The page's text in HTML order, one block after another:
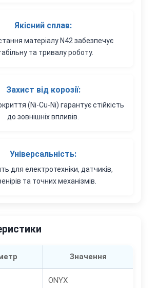
Якісний сплав:
матеріалу N42 забезпечує
та тривалу роботу.
Захист від корозії:
(Ni-Cu-Ni) гарантує стійкість
до зовнішніх впливів.
Універсальність:
для електротехніки, датчиків,
та точних механізмів.
Значення
ONYX